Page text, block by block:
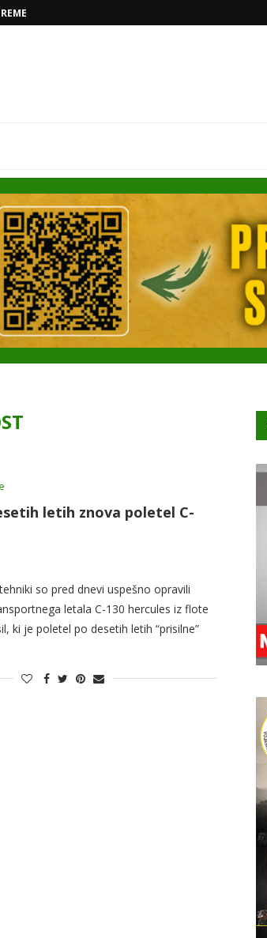
letih znova poletel C-
so pred dnevi uspešno opravili
letala C-130 hercules iz flote
ki je poletel po desetih letih “prisilne”